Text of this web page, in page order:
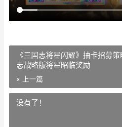
《三国志将星闪耀》抽卡招募
志战略版将星昭临奖励
« 上一篇
没有了！